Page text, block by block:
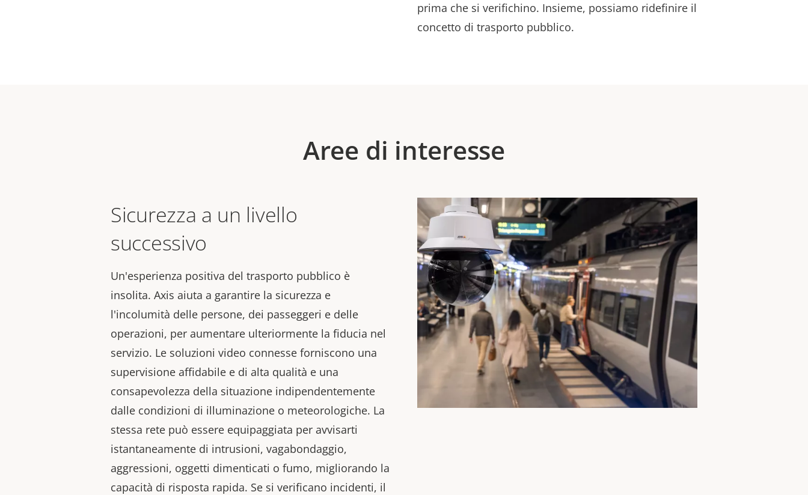
prima che si verifichino. Insieme, possiamo ridefinire il
concetto di trasporto pubblico.
Aree di interesse
Sicurezza a un livello
successivo
Un'esperienza positiva del trasporto pubblico è
insolita. Axis aiuta a garantire la sicurezza e
l'incolumità delle persone, dei passeggeri e delle
operazioni, per aumentare ulteriormente la fiducia nel
servizio. Le soluzioni video connesse forniscono una
supervisione affidabile e di alta qualità e una
consapevolezza della situazione indipendentemente
dalle condizioni di illuminazione o meteorologiche. La
stessa rete può essere equipaggiata per avvisarti
istantaneamente di intrusioni, vagabondaggio,
aggressioni, oggetti dimenticati o fumo, migliorando la
capacità di risposta rapida. Se si verificano incidenti, il